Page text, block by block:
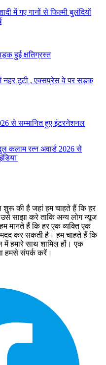
में गए गानों से फिल्मी बुलंदियों
नहर टूटी , एक्सप्रेस वे पर सड़क
कलाम रत्न अवार्ड 2026 से
की है जहां हम चाहते हैं कि हर
साझा करे ताकि अन्‍य लोग न्‍यूज
मानते हैं कि हर एक व्यक्ति एक
मदद कर सकती है। हम चाहते हैं कि
हमारे साथ शामिल हों। एक
संपर्क करें।